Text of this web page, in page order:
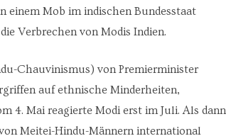
einem Mob im indischen Bundesstaat
Verbrechen von Modis Indien.
Chauvinismus) von Premierminister
auf ethnische Minderheiten,
4. Mai reagierte Modi erst im Juli. Als dann
Meitei-Hindu-Männern international